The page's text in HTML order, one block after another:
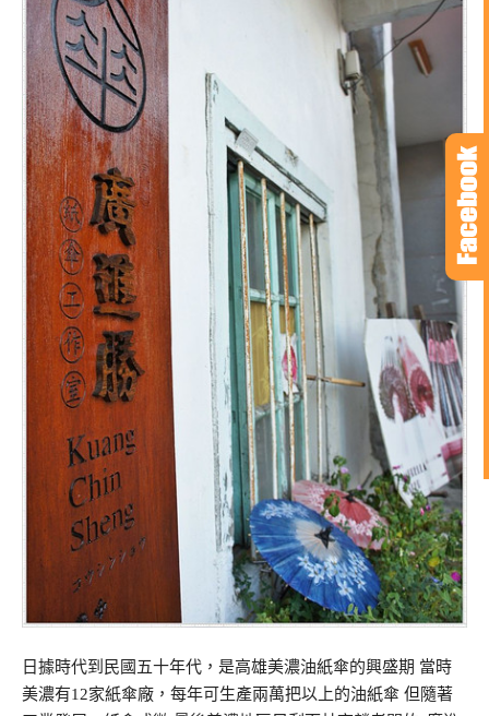
日據時代到民國五十年代，是高雄美濃油紙傘的興盛期 當時
美濃有12家紙傘廠，每年可生產兩萬把以上的油紙傘 但隨著